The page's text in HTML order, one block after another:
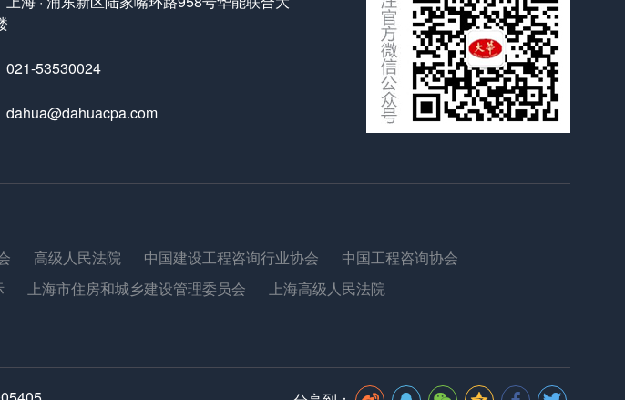
021-53530024
dahua@dahuacpa.com
高级人民法院 中国建设工程咨询行业协会
中国工程咨询协会
上海市住房和城乡建设管理委员会
上海高级人民法院